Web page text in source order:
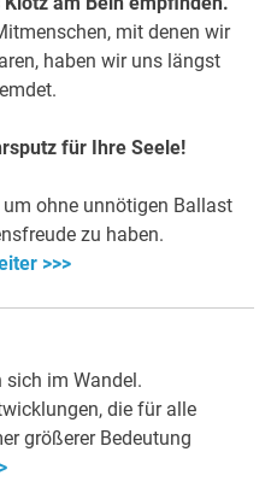
mit denen wir
haben wir uns längst
für Ihre Seele!
um ohne unnötigen Ballast
zu haben.
>>>
sich im Wandel.
die für alle
größerer Bedeutung